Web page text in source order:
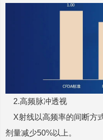
2.高频脉冲透视
X射线以高频率的间断方
剂量减少50%以上。